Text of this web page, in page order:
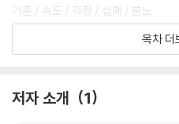
지 않는다. 대신 자신의 진짜 모습을
온도를 이해하도록 도와준다. 좋은
을 따라가며 나다운 모습을 찾아가
을 것이다. 우리는 그렇게 하나님께
기준 / 속도 / 걱정 / 실패 / 분노
후회 / 약함 / 체념 / 불안 / 기다림
목차 더
저자 소개 1